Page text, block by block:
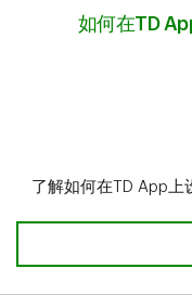
如何在TD
了解如何在TD App上